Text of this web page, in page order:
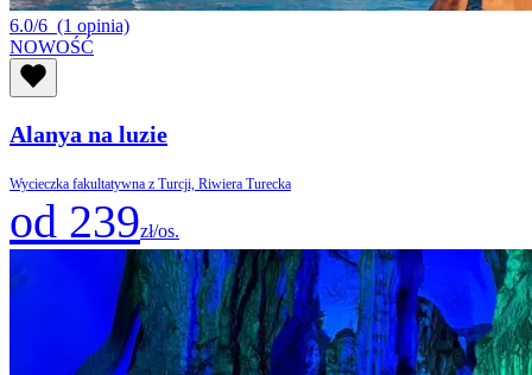
6.0/6 (1 opinia)
NOWOŚĆ
Alanya na luzie
Wycieczka fakultatywna z Turcji, Riwiera Turecka
od 239zł/os.